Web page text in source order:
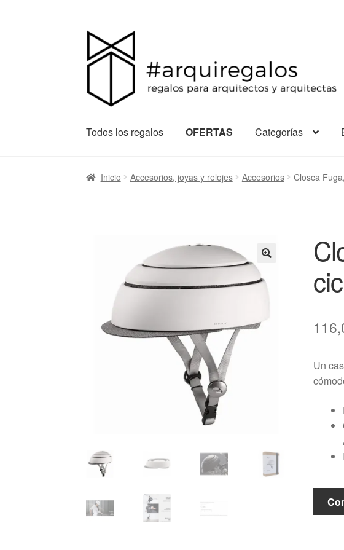
Todos los regalos OFERTAS Categorías
Inicio Accesorios, joyas y relojes Accesorios Closca
Un